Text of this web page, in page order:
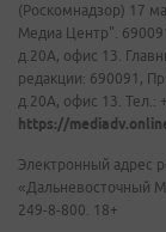
(Роскомнадзор) 17
Медиа Центр".
д.20А, офис 13.
редакции: 690091,
д.20А, офис 13. Тел.:
https://
Электронный адрес
«Дальневосточный
249-8-800. 18+